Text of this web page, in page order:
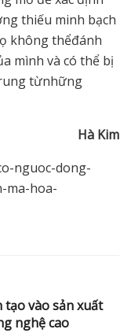
thiếu minh bạch
không thểđánh
mình và có thể bị
từnhững
Hà Kim
nguoc-dong-
ma-hoa-
vào sản xuất
nghệ cao